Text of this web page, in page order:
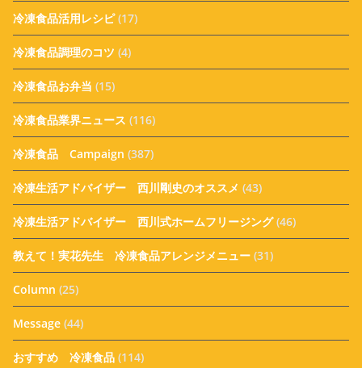
冷凍食品活用レシピ(17)
冷凍食品調理のコツ (4)
冷凍食品お弁当 (15)
冷凍食品業界ニュース (116)
冷凍食品 Campaign (387)
冷凍生活アドバイザー 西川剛史のオススメ (43)
冷凍生活アドバイザー 西川式ホームフリージング(46)
教えて！実花先生 冷凍食品アレンジメニュー (31)
Column (25)
Message (44)
おすすめ 冷凍食品 (114)